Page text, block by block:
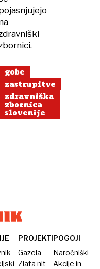
gobe
zastrupitve
zdravniška
zbornica
slovenije
PROJEKTI
Gazela
Zlata nit
POGOJI
Naročniški
Akcije in